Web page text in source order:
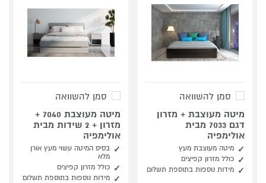
סמן להשוואה
מיטה מעוצבת + מזרון
דגם 7033 מבית
אולימפיה
מיטה מעוצבת מעץ
כולל מזרון קפיצים
מידות נוספות בתוספת תשלום
סמן להשוואה
מיטה מעוצבת 7040 +
מזרון + 2 שידות מבית
אולימפיה
בסיס המיטה עשוי מעץ אורן
מלא
כולל מזרון קפיצים
מידות נוספות בתוספת תשלום